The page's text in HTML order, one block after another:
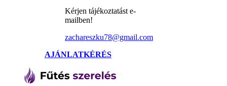
Kérjen tájékoztatást e-
mailben!
zachareszku78@gmail.com
AJÁNLATKÉRÉS